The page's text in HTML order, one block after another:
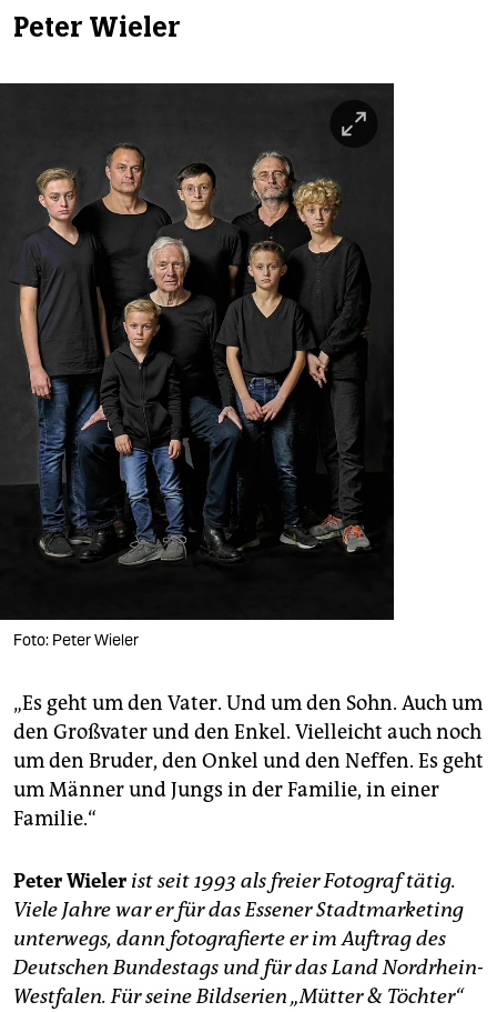
Peter Wieler
Foto: Peter Wieler
„Es geht um den Vater. Und um den Sohn. Auch um
den Großvater und den Enkel. Vielleicht auch noch
um den Bruder, den Onkel und den Neffen. Es geht
um Männer und Jungs in der Familie, in einer
Familie.“
Peter Wieler ist seit 1993 als freier Fotograf tätig.
Viele Jahre war er für das Essener Stadtmarketing
unterwegs, dann fotografierte er im Auftrag des
Deutschen Bundestags und für das Land Nordrhein-
Westfalen. Für seine Bildserien „Mütter & Töchter“